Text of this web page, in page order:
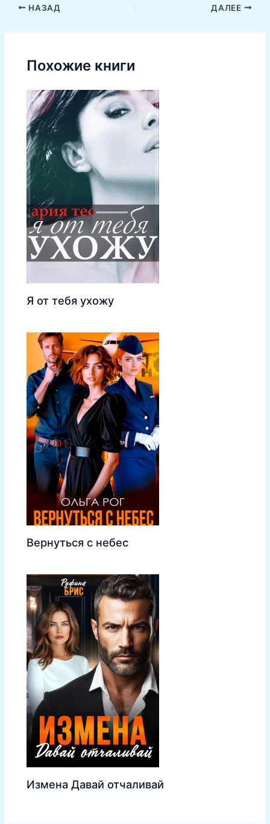
НАЗАД ДАЛЕЕ
Похожие книги
Я от тебя ухожу
Вернуться с небес
Измена Давай отчаливай